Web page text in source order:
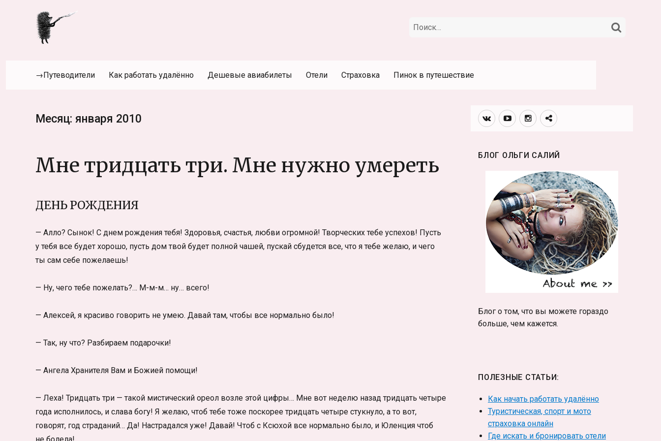
Искать:
→Путеводители Как работать удалённо Дешевые авиабилеты Отели Страховка Пинок в путешествие
Месяц: января 2010
Мне тридцать три. Мне нужно умереть
ДЕНЬ РОЖДЕНИЯ
— Алло? Сынок! С днем рождения тебя! Здоровья, счастья, любви огромной! Творческих тебе успехов! Пусть
у тебя все будет хорошо, пусть дом твой будет полной чашей, пускай сбудется все, что я тебе желаю, и чего
ты сам себе пожелаешь!
— Ну, чего тебе пожелать?… М-м-м… ну… всего!
— Алексей, я красиво говорить не умею. Давай там, чтобы все нормально было!
— Так, ну что? Разбираем подарочки!
— Ангела Хранителя Вам и Божией помощи!
— Леха! Тридцать три — такой мистический ореол возле этой цифры… Мне вот неделю назад тридцать четыре
года исполнилось, и слава богу! Я желаю, чтоб тебе тоже поскорее тридцать четыре стукнуло, а то вот,
говорят, год страданий… Да! Настрадался уже! Давай! Чтоб с Ксюхой все нормально было, и Юленция чтоб
Вконтакте
YoutubeИнстаграмм
Телеграм
БЛОГ ОЛЬГИ САЛИЙ
Блог о том, что вы можете гораздо
больше, чем кажется.
ПОЛЕЗНЫЕ СТАТЬИ:
Как начать работать удалённо
Туристическая, спорт и мото
страховка онлайн
Где искать и бронировать отели